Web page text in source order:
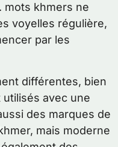
mots khmers ne
voyelles régulière,
par les
différentes, bien
avec une
des marques de
mais moderne